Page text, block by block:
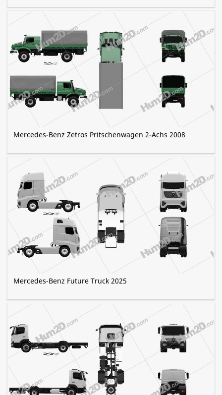
Mercedes-Benz Zetros Pritschenwagen 2-Achs 2008
Mercedes-Benz Future Truck 2025